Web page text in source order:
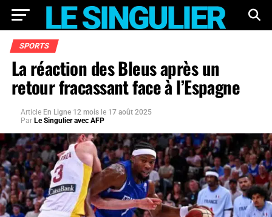
SPORTS
La réaction des Bleus après un
retour fracassant face à l’Espagne
Article En Ligne 12 mois le 17 août 2025
Par Le Singulier avec AFP